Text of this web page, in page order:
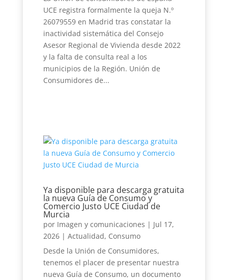
UCE registra formalmente la queja N.º
26079559 en Madrid tras constatar la
inactividad sistemática del Consejo
Asesor Regional de Vivienda desde 2022
y la falta de consulta real a los
municipios de la Región. Unión de
Consumidores de...
Ya disponible para descarga gratuita
la nueva Guía de Consumo y
Comercio Justo UCE Ciudad de
Murcia
por Imagen y comunicaciones | Jul 17,
2026| Actualidad, Consumo
Desde la Unión de Consumidores,
tenemos el placer de presentar nuestra
nueva Guía de Consumo, un documento